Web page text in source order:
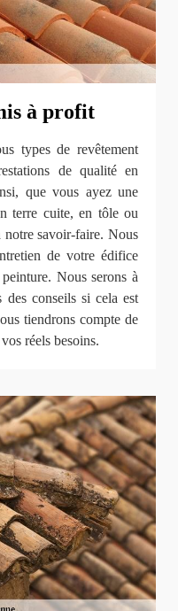
à profit
types de revêtement
de qualité en
que vous ayez une
terre cuite, en tôle ou
notre savoir-faire. Nous
de votre édifice
Nous serons à
des conseils si cela est
tiendrons compte de
réels besoins.